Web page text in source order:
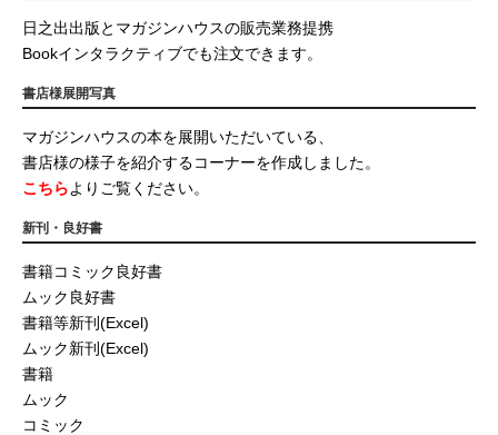
日之出出版とマガジンハウスの販売業務提携
Bookインタラクティブでも注文できます。
書店様展開写真
マガジンハウスの本を展開いただいている、
書店様の様子を紹介するコーナーを作成しました。
こちらよりご覧ください。
新刊・良好書
書籍コミック良好書
ムック良好書
書籍等新刊(Excel)
ムック新刊(Excel)
書籍
ムック
コミック